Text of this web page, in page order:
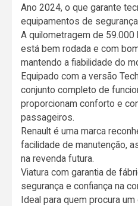
Ano 2024, o que garante
equipamentos de
A quilometragem de 59.000
está bem rodada e com
mantendo a fiabilidade do
Equipado com a versão
conjunto completo de
proporcionam conforto e
passageiros.
Renault é uma marca
facilidade de manutenção,
na revenda futura.
Viatura com garantia de
segurança e confiança na
Ideal para quem procura